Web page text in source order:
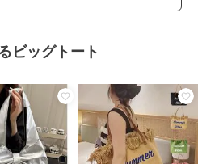
ビッグトート